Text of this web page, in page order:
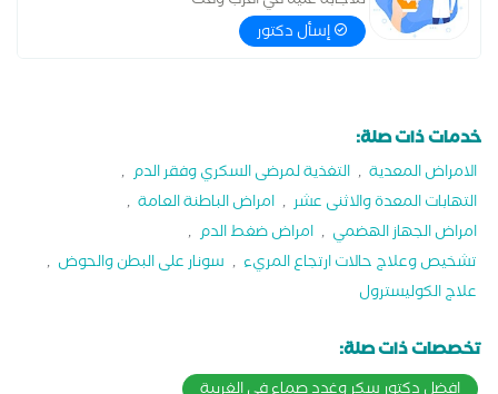
إسأل دكتور
خدمات ذات صلة:
الامراض المعدية , التغذية لمرضى السكري وفقر الدم ,
التهابات المعدة والاثنى عشر , امراض الباطنة العامة ,
امراض الجهاز الهضمي , امراض ضغط الدم ,
تشخيص وعلاج حالات ارتجاع المريء , سونار على البطن والحوض ,
علاج الكوليسترول
تخصصات ذات صلة: